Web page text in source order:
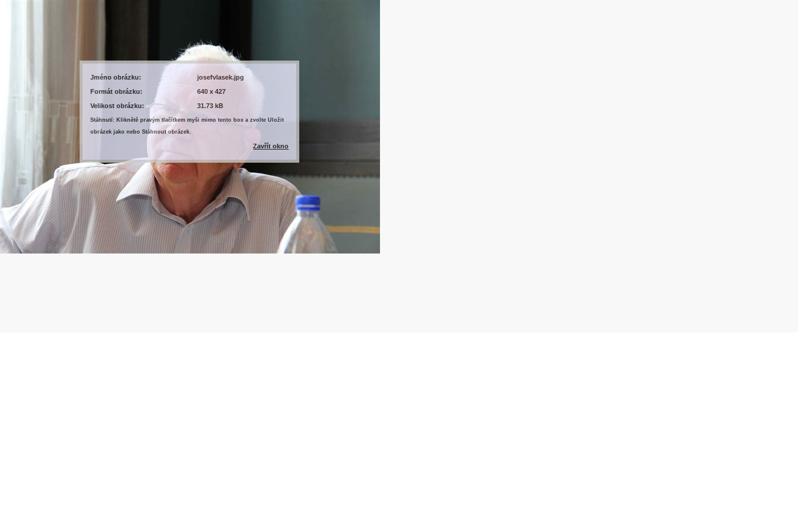
Jméno obrázku:
josefvlasek.jpg
Formát obrázku:
640 x 427
Velikost obrázku:
31.73 kB
Stáhnutí: Kliknětě pravým tlačítkem myši mimo tento box a zvolte Uložit
obrázek jako nebo Stáhnout obrázek.
Zavřít okno